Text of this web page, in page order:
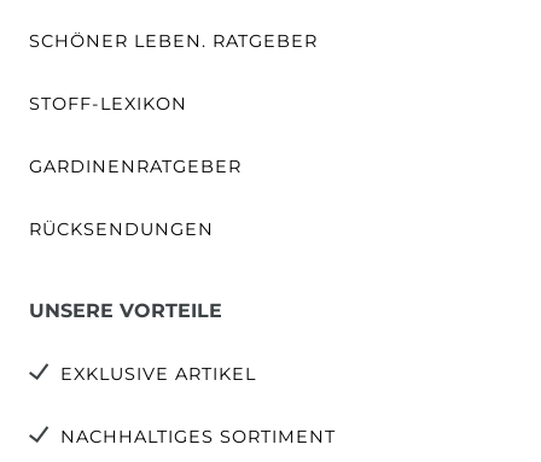
SCHÖNER LEBEN. RATGEBER
STOFF-LEXIKON
GARDINENRATGEBER
RÜCKSENDUNGEN
UNSERE VORTEILE
EXKLUSIVE ARTIKEL
NACHHALTIGES SORTIMENT